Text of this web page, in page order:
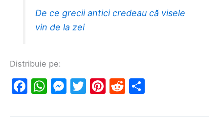
De ce grecii antici credeau că visele
vin de la zei
Distribuie pe:
F
W M T
Pi R